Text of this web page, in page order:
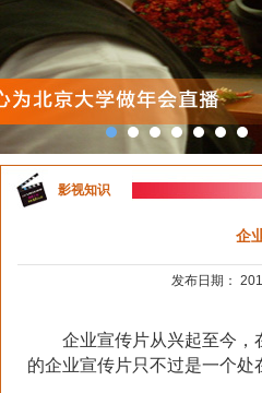
影视知识
企
发布日期：
企业宣传片从兴起至今，
的企业宣传片只不过是一个处